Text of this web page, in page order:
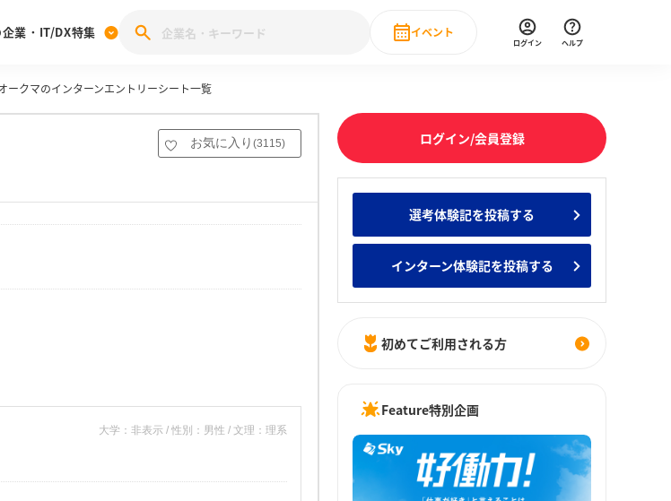
考体験記投稿キャンペーン
企業就職ブランド調査
みんなの新卒就職人気企業ランキング みんなのインターン人気企業ランキ
業・IT/DX特集
28卒 IT・DX現場社員インタビュー
イベント
直近のイベント一覧
ログイン ヘルプ
ークマのインターンエントリーシート一覧
お気に入り (3115)
大学：非表示 / 性別：男性 / 文理：理系
ログイン/会員登録
選考体験記を投稿する
インターン体験記を投稿する
初めてご利用される方
Feature特別企画